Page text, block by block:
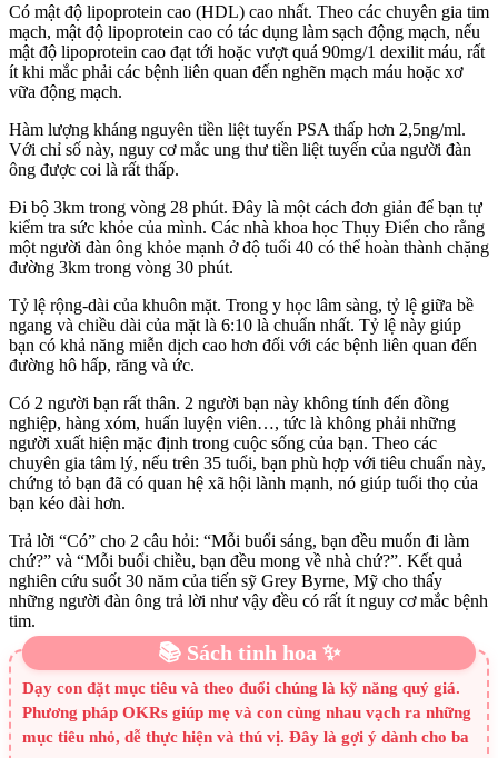
Có mật độ lipoprotein cao (HDL) cao nhất. Theo các chuyên gia tim
mạch, mật độ lipoprotein cao có tác dụng làm sạch động mạch, nếu
mật độ lipoprotein cao đạt tới hoặc vượt quá 90mg/1 dexilit máu, rất
ít khi mắc phải các bệnh liên quan đến nghẽn mạch máu hoặc xơ
vữa động mạch.
Hàm lượng kháng nguyên tiền liệt tuyến PSA thấp hơn 2,5ng/ml.
Với chỉ số này, nguy cơ mắc ung thư tiền liệt tuyến của người đàn
ông được coi là rất thấp.
Đi bộ 3km trong vòng 28 phút. Đây là một cách đơn giản để bạn tự
kiểm tra sức khỏe của mình. Các nhà khoa học Thụy Điển cho rằng
một người đàn ông khỏe mạnh ở độ tuổi 40 có thể hoàn thành chặng
đường 3km trong vòng 30 phút.
Tỷ lệ rộng-dài của khuôn mặt. Trong y học lâm sàng, tỷ lệ giữa bề
ngang và chiều dài của mặt là 6:10 là chuẩn nhất. Tỷ lệ này giúp
bạn có khả năng miễn dịch cao hơn đối với các bệnh liên quan đến
đường hô hấp, răng và ức.
Có 2 người bạn rất thân. 2 người bạn này không tính đến đồng
nghiệp, hàng xóm, huấn luyện viên…, tức là không phải những
người xuất hiện mặc định trong cuộc sống của bạn. Theo các
chuyên gia tâm lý, nếu trên 35 tuổi, bạn phù hợp với tiêu chuẩn này,
chứng tỏ bạn đã có quan hệ xã hội lành mạnh, nó giúp tuổi thọ của
bạn kéo dài hơn.
Trả lời “Có” cho 2 câu hỏi: “Mỗi buổi sáng, bạn đều muốn đi làm
chứ?” và “Mỗi buổi chiều, bạn đều mong về nhà chứ?”. Kết quả
nghiên cứu suốt 30 năm của tiến sỹ Grey Byrne, Mỹ cho thấy
những người đàn ông trả lời như vậy đều có rất ít nguy cơ mắc bệnh
tim.
📚 Sách tinh hoa ✨
Dạy con đặt mục tiêu và theo đuổi chúng là kỹ năng quý giá.
Phương pháp OKRs giúp mẹ và con cùng nhau vạch ra những
mục tiêu nhỏ, dễ thực hiện và thú vị. Đây là gợi ý dành cho ba